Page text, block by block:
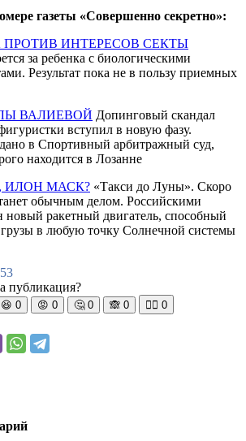
газеты «Совершенно секретно»:
ПРОТИВ ИНТЕРЕСОВ СЕКТЫ
за ребенка с биологическими
Результат пока не в пользу приемных
ВАЛИЕВОЙ Допинговый скандал
вступил в новую фазу.
в Спортивный арбитражный суд,
находится в Лозанне
ИЛОН МАСК? «Такси до Луны». Скоро
обычным делом. Российскими
новый ракетный двигатель, способный
грузы в любую точку Солнечной системы
публикация?
😆 0 😡 0 🤔 0 🙈 0 🧘‍♀️ 0